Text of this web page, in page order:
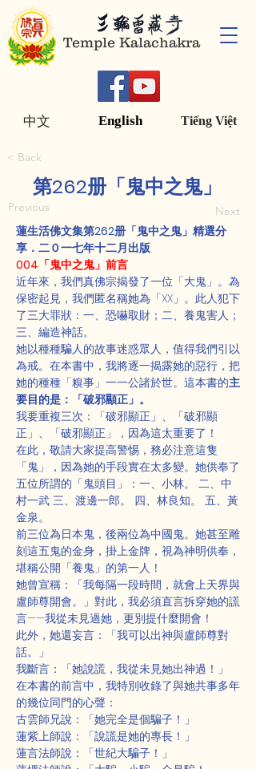
Temple Kalachakra
English Tiếng Việt
中文
< Back
第262册「鬼中之鬼」
Previous Next
蓮生活佛文集第262册「鬼中之鬼」精選分
享．二０一七年十二月出版
004「鬼中之鬼」前言
近年來，我們真佛宗揭發了一位「大鬼」。為
保密起見，我們匿名稱她為「XX」。此人犯下
了三大罪狀：一、恐嚇取財；二、養鬼害人；
三、編造神話。
她以種種騙人的故事迷惑眾人，值得我們引以
為戒。在本書中，我將逐一揭露她的惡行，把
她的種種「糗事」一一公諸於世。這本書的主
要目的是：「破邪顯正」。
我要重複三次：「破邪顯正」、「破邪顯
正」、「破邪顯正」，因為這太重要了！
在此，敬請大家提高警惕，務必注意這隻
「鬼」，因為她的手段實在太多變。她供奉了
五位所謂的「鬼頭目」：一、小林。 二、中
村一武 三、渡邊一郎。 四、林良知。 五、黃
金泉。
前三位為日本鬼，後兩位為中國鬼。她甚至雕
刻這五鬼的金身，掛上金牌，視為神明供奉，
堪稱公開「養鬼」的第一人！
她曾宣稱：「我每隔一段時間，就會上天界與
盧師尊開會。」對此，我必須直言拆穿她的謊
言——我從未見過她，更別提什麼開會！
此外，她還妄言：「我可以出神與盧師尊對
話。」
我斷言：「她說謊，我從未見她出神過！」
在本書的前言中，我特別收錄了與她共事多年
的幾位同門的心聲：
古雲師兄說：「她完全是個騙子！」
蓮紫上師說：「說謊是她的專長！」
蓮言法師說：「世紀大騙子！」